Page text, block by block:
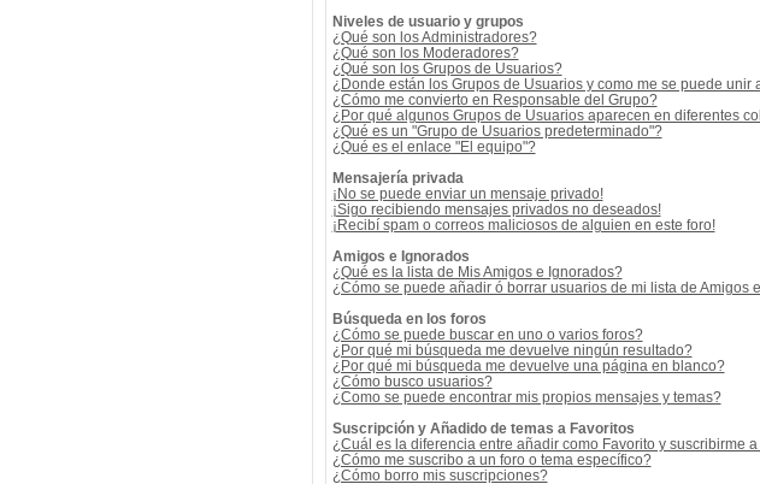
Niveles de usuario y grupos
¿Qué son los Administradores?
¿Qué son los Moderadores?
¿Qué son los Grupos de Usuarios?
¿Donde están los Grupos de Usuarios y como me se puede unir
¿Cómo me convierto en Responsable del Grupo?
¿Por qué algunos Grupos de Usuarios aparecen en diferentes
¿Qué es un "Grupo de Usuarios predeterminado"?
¿Qué es el enlace "El equipo"?
Mensajería privada
¡No se puede enviar un mensaje privado!
¡Sigo recibiendo mensajes privados no deseados!
¡Recibí spam o correos maliciosos de alguien en este foro!
Amigos e Ignorados
¿Qué es la lista de Mis Amigos e Ignorados?
¿Cómo se puede añadir ó borrar usuarios de mi lista de Amigos
Búsqueda en los foros
¿Cómo se puede buscar en uno o varios foros?
¿Por qué mi búsqueda me devuelve ningún resultado?
¿Por qué mi búsqueda me devuelve una página en blanco?
¿Cómo busco usuarios?
¿Como se puede encontrar mis propios mensajes y temas?
Suscripción y Añadido de temas a Favoritos
¿Cuál es la diferencia entre añadir como Favorito y suscribirme
¿Cómo me suscribo a un foro o tema específico?
¿Cómo borro mis suscripciones?